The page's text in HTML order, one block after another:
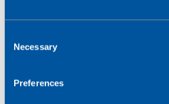
Necessary
Preferences
Service), er UMTS et pakkekoblet
netværk var kredsløbskoblede,
dedikeret forbindelse var
af en forbindelse mellem to brugere.